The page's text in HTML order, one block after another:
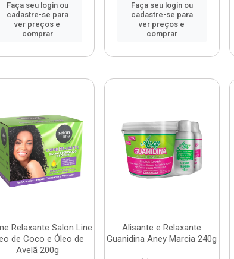
Faça seu login ou
cadastre-se para
ver preços e
comprar
Faça seu login ou
cadastre-se para
ver preços e
comprar
Relaxante Salon Line
de Coco e Óleo de
Avelã 200g
Alisante e Relaxante
Guanidina Aney Marcia 240g